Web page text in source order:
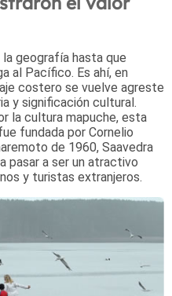
geografía hasta que
al Pacífico. Es ahí, en
costero se vuelve agreste
y significación cultural.
la cultura mapuche, esta
fundada por Cornelio
de 1960, Saavedra
pasar a ser un atractivo
y turistas extranjeros.